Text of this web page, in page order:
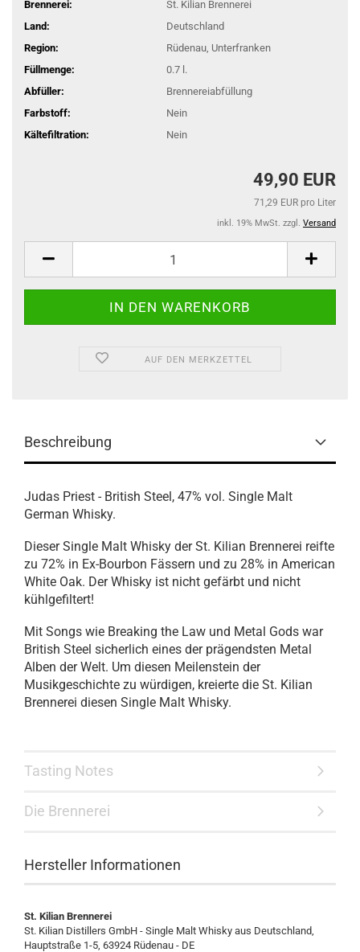
Brennerei:
St. Kilian Brennerei
Land:
Deutschland
Region:
Rüdenau, Unterfranken
Füllmenge:
0.7 l.
Abfüller:
Brennereiabfüllung
Farbstoff:
Nein
Kältefiltration:
Nein
49,90 EUR
71,29 EUR pro Liter
inkl. 19% MwSt. zzgl. Versand
AUF DEN MERKZETTEL
Beschreibung
Judas Priest - British Steel, 47% vol. Single Malt
German Whisky.
Dieser Single Malt Whisky der St. Kilian Brennerei reifte
zu 72% in Ex-Bourbon Fässern und zu 28% in American
White Oak. Der Whisky ist nicht gefärbt und nicht
kühlgefiltert!
Mit Songs wie Breaking the Law und Metal Gods war
British Steel sicherlich eines der prägendsten Metal
Alben der Welt. Um diesen Meilenstein der
Musikgeschichte zu würdigen, kreierte die St. Kilian
Brennerei diesen Single Malt Whisky.
Tasting Notes
Die Brennerei
Hersteller Informationen
St. Kilian Brennerei
St. Kilian Distillers GmbH - Single Malt Whisky aus Deutschland,
Hauptstraße 1-5, 63924 Rüdenau - DE